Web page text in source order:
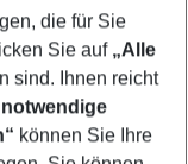
die für Sie
Sie auf „Alle
sind. Ihnen reicht
können Sie Ihre